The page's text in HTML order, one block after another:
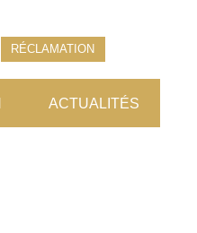
RÉCLAMATION
ACTUALITÉS